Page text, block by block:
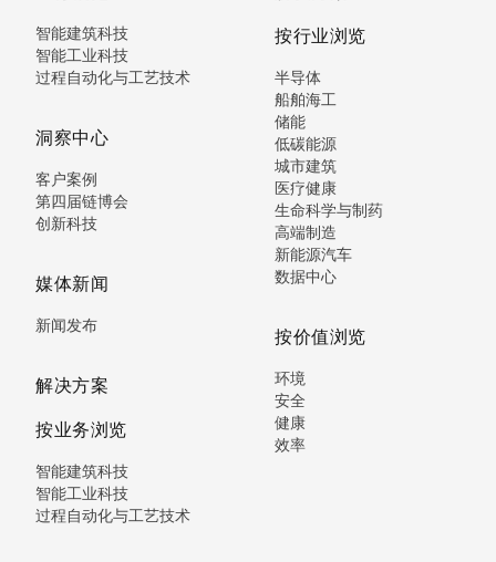
智能建筑科技
智能工业科技
过程自动化与工艺技术
洞察中心
客户案例
第四届链博会
创新科技
媒体新闻
新闻发布
解决方案
按业务浏览
智能建筑科技
智能工业科技
过程自动化与工艺技术
按行业浏览
半导体
船舶海工
储能
低碳能源
城市建筑
医疗健康
生命科学与制药
高端制造
新能源汽车
数据中心
按价值浏览
环境
安全
健康
效率